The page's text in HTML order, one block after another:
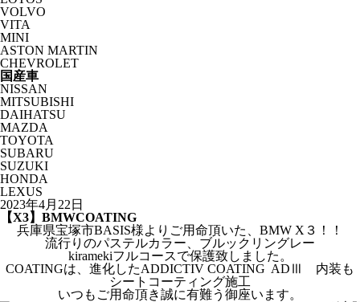
VOLVO
VITA
MINI
ASTON MARTIN
CHEVROLET
国産車
NISSAN
MITSUBISHI
DAIHATSU
MAZDA
TOYOTA
SUBARU
SUZUKI
HONDA
LEXUS
2023年4月22日
【X3】BMWCOATING
兵庫県宝塚市BASIS様よりご用命頂いた、BMW X３！！
流行りのパステルカラー、ブルックリングレー
kiramekiフルコースで保護致しました。
COATINGは、進化したADDICTIV COATING ADⅢ 内装も
シートコーティング施工
いつもご用命頂き誠に有難う御座います。